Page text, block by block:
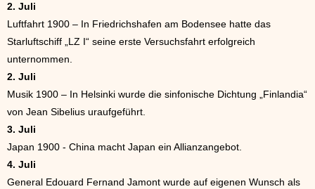
2. Juli
Luftfahrt 1900 – In Friedrichshafen am Bodensee hatte das
Starluftschiff „LZ I“ seine erste Versuchsfahrt erfolgreich
unternommen.
2. Juli
Musik 1900 – In Helsinki wurde die sinfonische Dichtung „Finlandia“
von Jean Sibelius uraufgeführt.
3. Juli
Japan 1900 - China macht Japan ein Allianzangebot.
4. Juli
General Edouard Fernand Jamont wurde auf eigenen Wunsch als